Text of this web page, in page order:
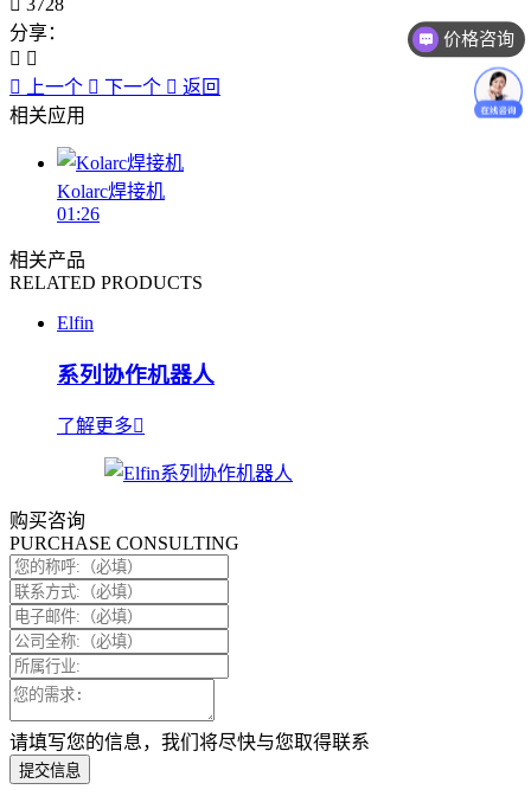
分享：
上一个 下一个
返回
相关应用
Kolarc焊接机
01:26
相关产品
RELATED PRODUCTS
Elfin
系列协作机器人
了解更多
购买咨询
PURCHASE CONSULTING
请填写您的信息，我们将尽快与您取得联系
提交信息
价格咨询